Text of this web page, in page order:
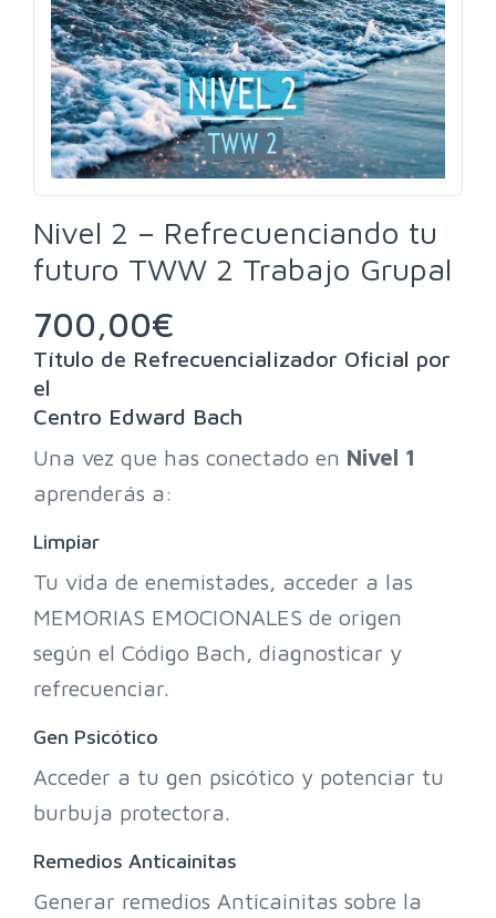
Nivel 2 – Refrecuenciando tu
futuro TWW 2 Trabajo Grupal
700,00€
Título de Refrecuencializador Oficial por
el
Centro Edward Bach
Una vez que has conectado en Nivel 1
aprenderás a:
Limpiar
Tu vida de enemistades, acceder a las
MEMORIAS EMOCIONALES de origen
según el Código Bach, diagnosticar y
refrecuenciar.
Gen Psicótico
Acceder a tu gen psicótico y potenciar tu
burbuja protectora.
Remedios Anticainitas
Generar remedios Anticainitas sobre la